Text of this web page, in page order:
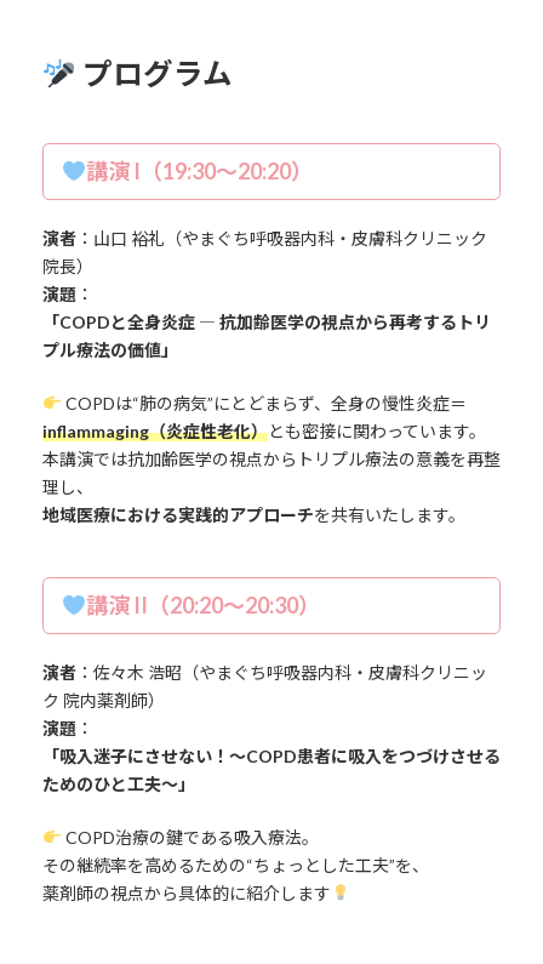
プログラム
講演 I（19:30～20:20）
演者：山口 裕礼（やまぐち呼吸器内科・皮膚科クリニック
院長）
演題 ：
「COPDと全身炎症 ― 抗加齢医学の視点から再考するトリ
プル療法の価値」
COPDは“肺の病気”にとどまらず、全身の慢性炎症＝
inflammaging（炎症性老化）とも密接に関わっています。
本講演では抗加齢医学の視点からトリプル療法の意義を再整
理し、
地域医療における実践的アプローチを共有いたします。
講演 II（20:20～20:30）
演者：佐々木 浩昭（やまぐち呼吸器内科・皮膚科クリニッ
ク 院内薬剤師）
演題 ：
「吸入迷子にさせない！～COPD患者に吸入をつづけさせる
ためのひと工夫～」
COPD治療の鍵である吸入療法。
その継続率を高めるための“ちょっとした工夫”を、
薬剤師の視点から具体的に紹介します